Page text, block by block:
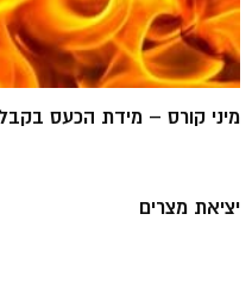
מיני קורס – מידת הכעס
יציאת מצרים